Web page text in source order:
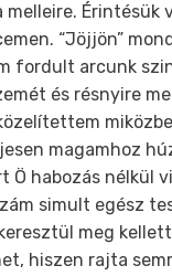
melleire.
“Jöjjön”
fordult arcunk
és résnyire
magamhoz
Ö habozás nélkül
simult egész
meg
hiszen rajta